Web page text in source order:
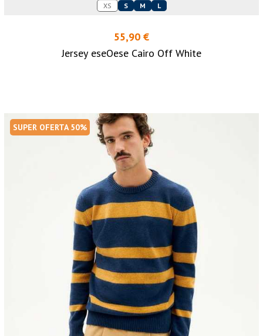
XS S M L
55,90 €
Jersey eseOese Cairo Off White
SUPER OFERTA 50%